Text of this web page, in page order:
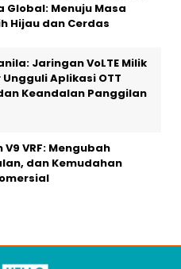
Global: Menuju Masa
Hijau dan Cerdas
Jaringan VoLTE Milik
Aplikasi OTT
Keandalan Panggilan
VRF: Mengubah
dan Kemudahan